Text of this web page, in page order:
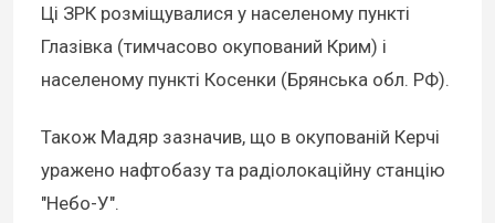
Ці ЗРК розміщувалися у населеному пункті
Глазівка (тимчасово окупований Крим) і
населеному пункті Косенки (Брянська обл. РФ).
Також Мадяр зазначив, що в окупованій Керчі
уражено нафтобазу та радіолокаційну станцію
"Небо-У".